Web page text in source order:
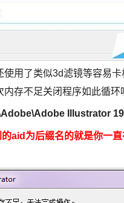
用了类似3d滤镜等容易
存不足关闭程序如此循环
Illustrator
aid为后缀名的就是你一直